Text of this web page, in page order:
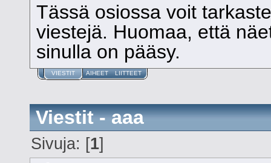
Tässä osiossa voit
viestejä. Huomaa, että
sinulla on pääsy.
VIESTIT AIHEET LIITTEET
Viestit - aaa
Sivuja: [1]